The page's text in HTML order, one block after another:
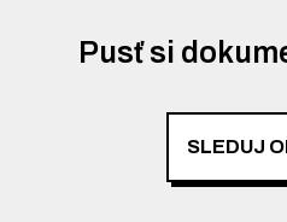
Pusť si
SLEDUJ